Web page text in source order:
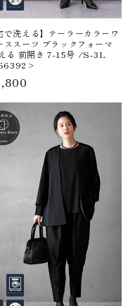
で洗える】テーラーカラーワ
ススーツ ブラックフォーマ
る 前開き 7-15号 /S-3L